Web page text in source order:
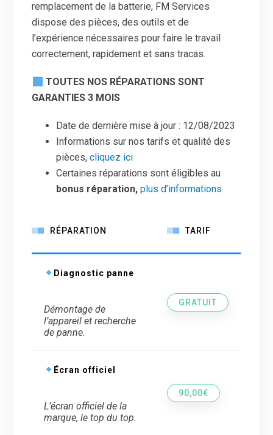
remplacement de la batterie, FM Services
dispose des pièces, des outils et de
l’expérience nécessaires pour faire le travail
correctement, rapidement et sans tracas.
TOUTES NOS RÉPARATIONS SONT
GARANTIES 3 MOIS
Date de dernière mise à jour : 12/08/2023
Informations sur nos tarifs et qualité des
pièces,cliquez ici
Certaines réparations sont éligibles au
bonus réparation, plus d’informations
RÉPARATION TARIF
Diagnostic panne
Démontage de
l’appareil et recherche
de panne.
GRATUIT
Écran officiel
L’écran officiel de la
marque, le top du top.
90,00€